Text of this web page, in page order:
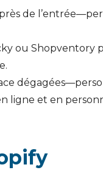
de
ou Shopventory
ligne et en